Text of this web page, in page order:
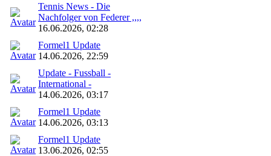
Tennis News - Die
Nachfolger von Federer ,,,,
16.06.2026, 02:28
Formel1 Update
14.06.2026, 22:59
Update - Fussball -
International -
14.06.2026, 03:17
Formel1 Update
14.06.2026, 03:13
Formel1 Update
13.06.2026, 02:55